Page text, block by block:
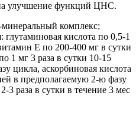
улучшение функций ЦНС.
комплекс;
кислота по 0,5-1
Е по 200-400 мг в сутки
1 мг 3 раза в сутки 10-15
цикла, аскорбиновая кислота
в предполагаемую 2-ю фазу
3 раза в сутки в течение 3 мес